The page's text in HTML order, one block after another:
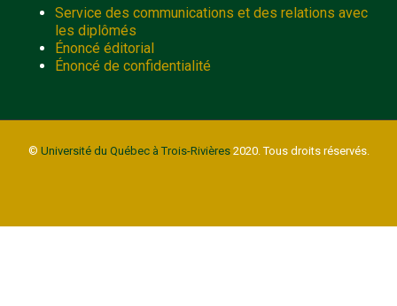
Service des communications et des relations avec
les diplômés
Énoncé éditorial
Énoncé de confidentialité
© Université du Québec à Trois-Rivières2020. Tous droits réservés.